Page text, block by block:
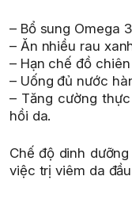
– Bổ sung Omega
– Ăn nhiều rau
– Hạn chế đồ
– Uống đủ nước
– Tăng cường
hồi da.
Chế độ dinh
việc trị viêm da